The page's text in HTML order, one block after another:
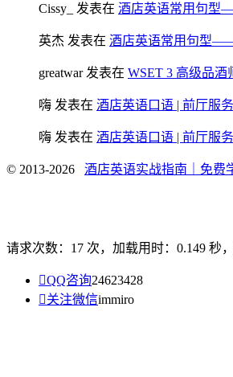
Cissy_ 发表在 酒店英语常用句型
英杰 发表在 酒店英语常用句型——
greatwar发表在 WSET 3 高级品
嗨 发表在 酒店英语口语 | 前厅服
嗨 发表在 酒店英语口语 | 前厅服
© 2013-2026 酒店英语实战指南｜免费
请求次数：17 次，加载用时：0.149 秒
QQ咨询24623428
关注微信immiro